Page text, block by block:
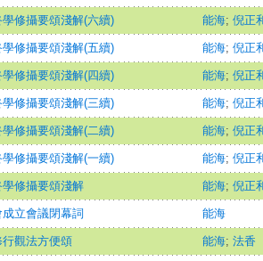
修攝要頌淺解(六續) 能海; 倪正
修攝要頌淺解(五續) 能海; 倪正
修攝要頌淺解(四續) 能海; 倪正
修攝要頌淺解(三續) 能海; 倪正
修攝要頌淺解(二續) 能海; 倪正
修攝要頌淺解(一續) 能海; 倪正
修攝要頌淺解 能海; 倪正
立會議閉幕詞 能海
觀法方便頌 能海; 法香